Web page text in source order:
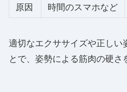
原因
時間のスマホなど
適切なエクササイズや正しい
とで、姿勢による筋肉の硬さ